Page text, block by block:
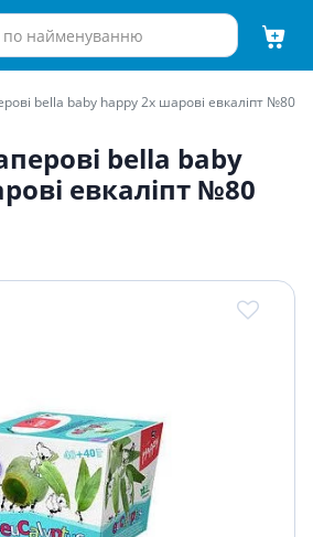
bella baby happy 2х шаровi евкалiпт №80
bella baby
евкалiпт №80